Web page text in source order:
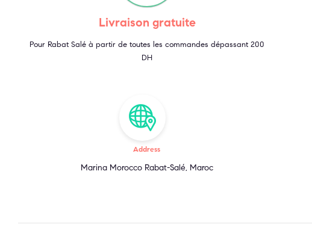
Livraison gratuite
Pour Rabat Salé à partir de toutes les commandes dépassant 200
DH
Address
Marina Morocco Rabat-Salé, Maroc